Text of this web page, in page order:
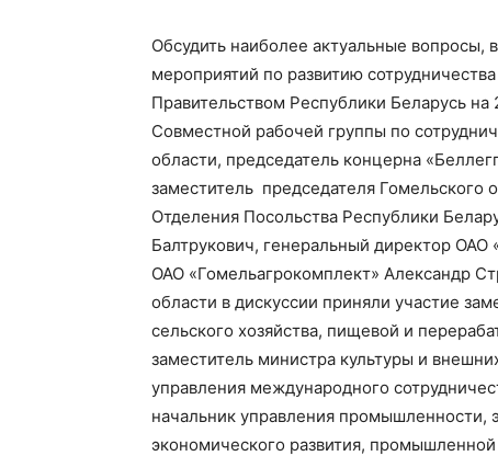
Обсудить наиболее актуальные
мероприятий по развитию
Правительством Республики Беларусь
Совместной рабочей группы по
области, председатель концерна
заместитель председателя
Отделения Посольства Республики
Балтрукович, генеральный директор
ОАО «Гомельагрокомплект» Александр
области в дискуссии приняли участие
сельского хозяйства, пищевой и
заместитель министра культуры и
управления международного
начальник управления промышленности,
экономического развития,